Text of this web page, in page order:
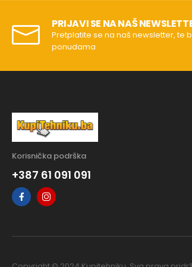
PRIJAVI SE NA NAŠ
Pretplatite se na naš newsletter, te
ponudama
Korisnička podrška
+387 61 091 091